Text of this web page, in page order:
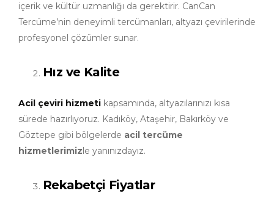
içerik ve kültür uzmanlığı da gerektirir. CanCan
Tercüme’nin deneyimli tercümanları, altyazı çevirilerinde
profesyonel çözümler sunar.
Hız ve Kalite
Acil çeviri hizmeti kapsamında, altyazılarınızı kısa
sürede hazırlıyoruz. Kadıköy, Ataşehir, Bakırköy ve
Göztepe gibi bölgelerde acil tercüme
hizmetlerimizle yanınızdayız.
Rekabetçi Fiyatlar